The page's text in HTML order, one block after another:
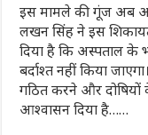
इस मामले की गूंज अब
लखन सिंह ने इस
दिया है कि अस्पताल के
बर्दाश्त नहीं किया
गठित करने और
आश्वासन दिया है……